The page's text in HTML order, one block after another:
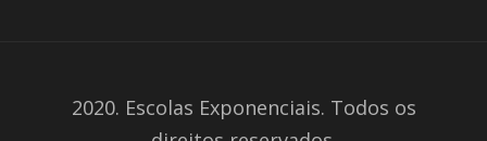
2020. Escolas Exponenciais. Todos os